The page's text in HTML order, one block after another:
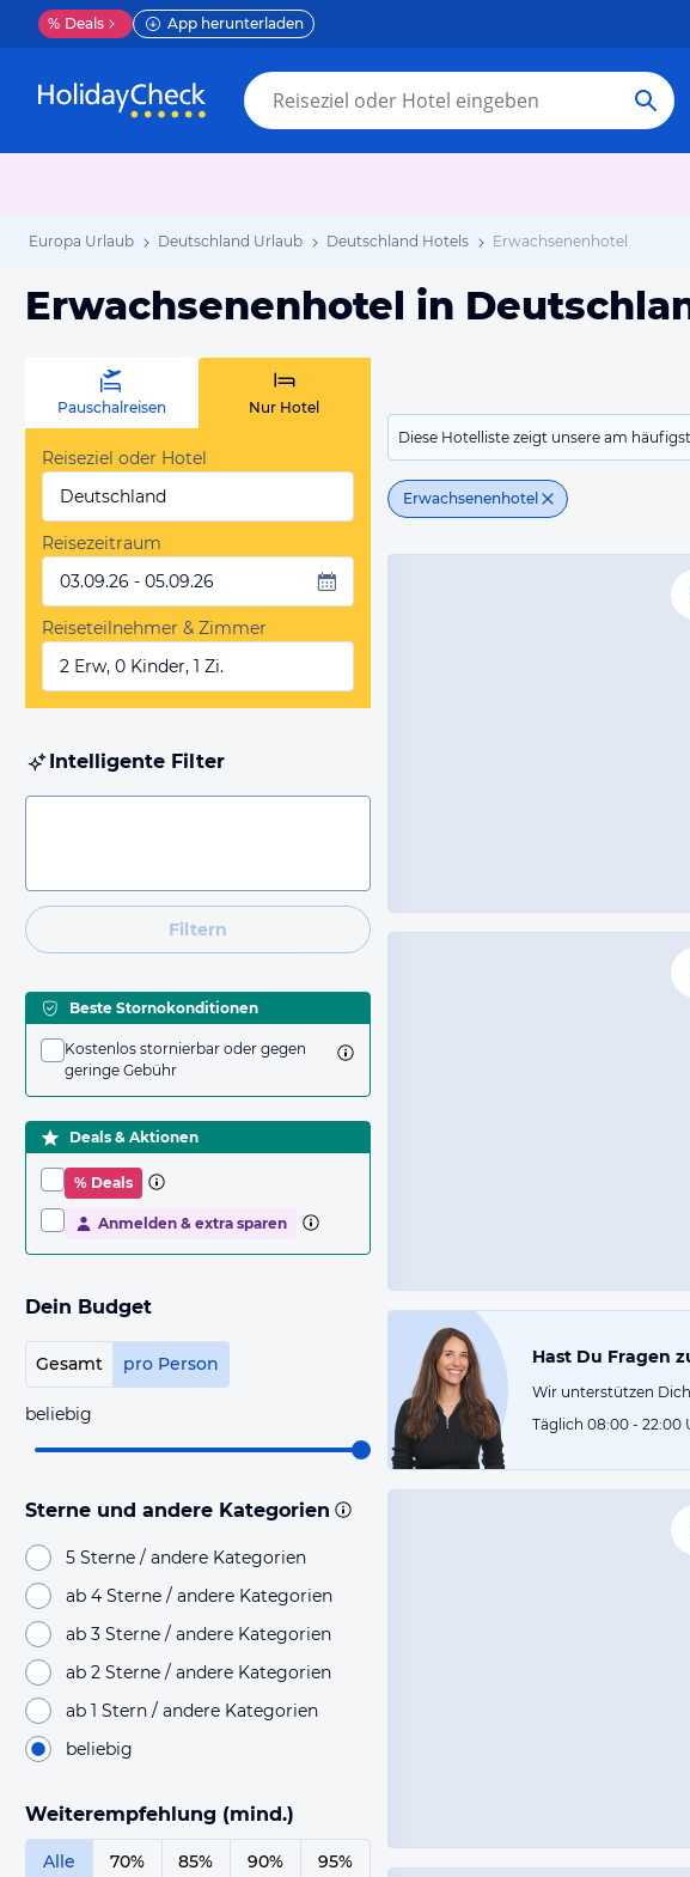
% Deals App herunterladen
Europa Urlaub Deutschland Urlaub Deutschland Hotels Erwachsenenhotel
Erwachsenenhotel in
Diese Hotelliste zeigt unsere am
Erwachsenenhotel
Pauschalreisen Nur Hotel
Reiseziel oder Hotel
Deutschland
Reisezeitraum
03.09.26 - 05.09.26
Reiseteilnehmer & Zimmer
2 Erw, 0 Kinder, 1 Zi.
Intelligente Filter
Filtern
Beste Stornokonditionen
Kostenlos stornierbar oder gegen
geringe Gebühr
Deals & Aktionen
% Deals
Anmelden & extra sparen
Dein Budget
Gesamt pro Person
beliebig
Sterne und andere Kategorien
5 Sterne / andere Kategorien
ab 4 Sterne / andere Kategorien
ab 3 Sterne / andere Kategorien
ab 2 Sterne / andere Kategorien
ab 1 Stern / andere Kategorien
beliebig
Weiterempfehlung (mind.)
Alle 70% 85% 90% 95%
Hast Du Fragen
Wir unterstützen
Täglich 08:00 - 22:00